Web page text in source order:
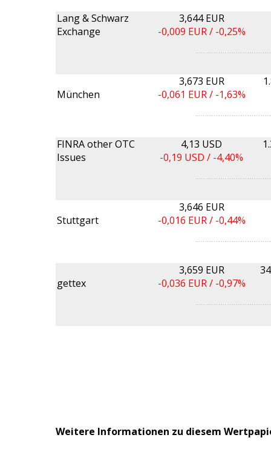
Lang & Schwarz
Exchange
3,644 EUR
-0,009 EUR / -0,25%
München
3,673 EUR
-0,061 EUR / -1,63%
FINRA other OTC
Issues
4,13 USD
-0,19 USD / -4,40%
Stuttgart
3,646 EUR
-0,016 EUR / -0,44%
gettex
3,659 EUR
-0,036 EUR / -0,97%
Weitere Informationen zu diesem